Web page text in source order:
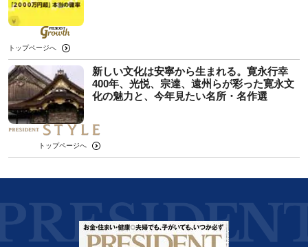
トップページへ
新しい文化は安寧から生まれる。寛永行幸
400年、光悦、宗達、遠州らが彩った寛永文
化の魅力と、今年見たい名所・名作選
トップページへ